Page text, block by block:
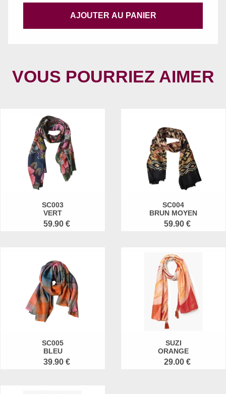
AJOUTER AU PANIER
VOUS POURRIEZ AIMER
SC003
VERT
59.90 €
SC004
BRUN MOYEN
59.90 €
SC005
BLEU
39.90 €
SUZI
ORANGE
29.00 €